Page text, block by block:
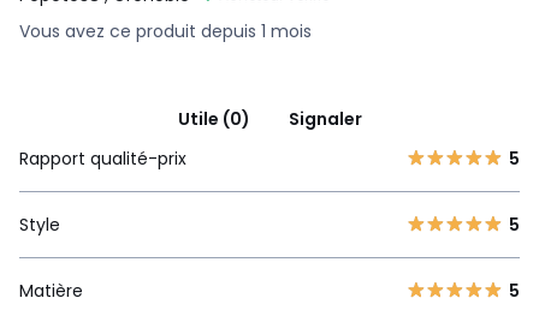
Vous avez ce produit depuis 1 mois
Utile (0)
Signaler
Rapport qualité-prix
5
Style 5
Matière 5